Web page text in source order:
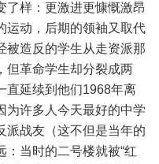
了样：更激进更慷慨激昂
运动，后期的领袖又取代
被造反的学生从走资派那
但革命学生却分裂成两
直延续到他们1968年离
为许多人今天最好的中学
派战友（这不但是当年的
当时的二号楼就被“红